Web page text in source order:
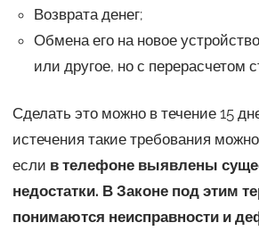
Возврата денег;
Обмена его на новое
или другое, но с перерасчетом
Сделать это можно в течение 15
истечения такие требования
если в телефоне выявлены
недостатки. В Законе под этим
понимаются неисправности и